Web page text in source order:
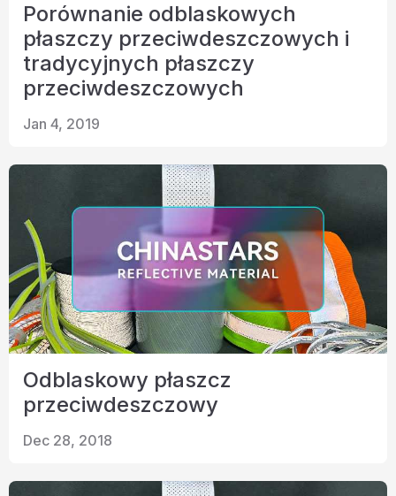
Porównanie odblaskowych
płaszczy przeciwdeszczowych i
tradycyjnych płaszczy
przeciwdeszczowych
Jan 4, 2019
Odblaskowy płaszcz
przeciwdeszczowy
Dec 28, 2018